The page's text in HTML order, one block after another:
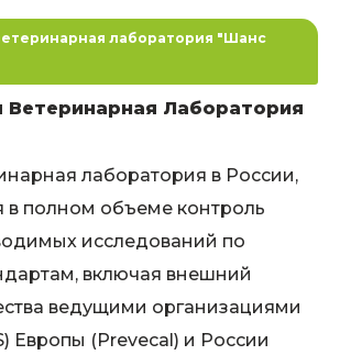
лаборатория "Шанс
Ветеринарная Лаборатория
лаборатория в России,
полном объеме контроль
исследований по
включая внешний
ведущими организациями
Европы (Prevecal) и России